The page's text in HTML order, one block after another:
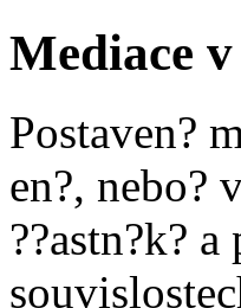
Mediace
Postaven?
en?, nebo?
??astn?k?